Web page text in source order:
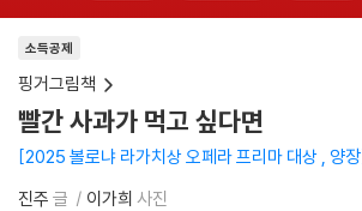
소득공제
핑거그림책
빨간 사과가 먹고 싶다면
2025 볼로냐 라가치상 오페라 프리마 대상 , 양장
진주 글 이가희 사진